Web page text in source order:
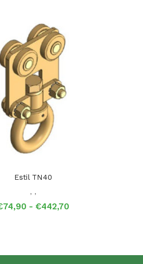
Estil TN40
, ,
74,90 - €442,70Prijsklasse: